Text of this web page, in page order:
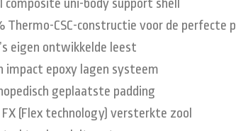
composite uni-body support shell
Thermo-CSC-constructie voor de perfecte
eigen ontwikkelde leest
impact epoxy lagen systeem
geplaatste padding
FX (Flex technology) versterkte zool